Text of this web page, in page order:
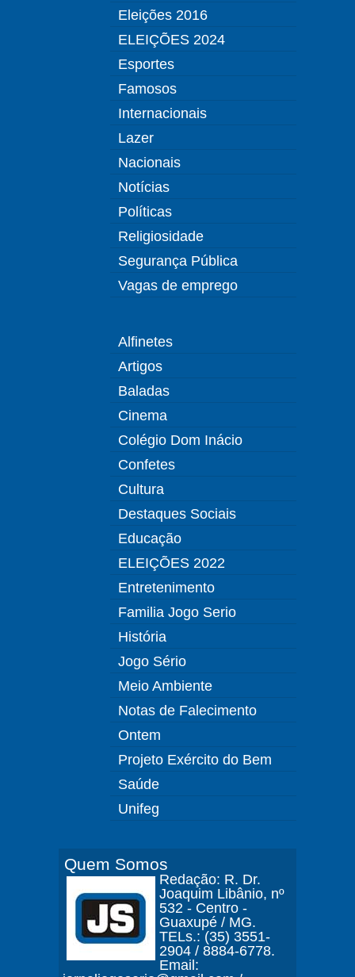
Eleições 2016
ELEIÇÕES 2024
Esportes
Famosos
Internacionais
Lazer
Nacionais
Notícias
Políticas
Religiosidade
Segurança Pública
Vagas de emprego
Alfinetes
Artigos
Baladas
Cinema
Colégio Dom Inácio
Confetes
Cultura
Destaques Sociais
Educação
ELEIÇÕES 2022
Entretenimento
Familia Jogo Serio
História
Jogo Sério
Meio Ambiente
Notas de Falecimento
Ontem
Projeto Exército do Bem
Saúde
Unifeg
Quem Somos
Redação: R. Dr.
Joaquim Libânio, nº
532 - Centro -
Guaxupé / MG.
TELs.: (35) 3551-
2904 / 8884-6778.
Email: